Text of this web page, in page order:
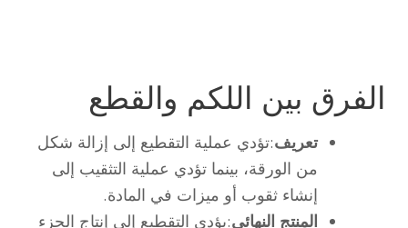
الفرق بين اللكم والقطع
تعريف:تؤدي عملية التقطيع إلى إزالة شكل
من الورقة، بينما تؤدي عملية التثقيب إلى
إنشاء ثقوب أو ميزات في المادة.
المنتج النهائي:يؤدي التقطيع إلى إنتاج الجزء